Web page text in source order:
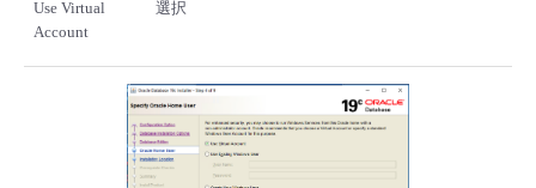
Use Virtual
Account
選択